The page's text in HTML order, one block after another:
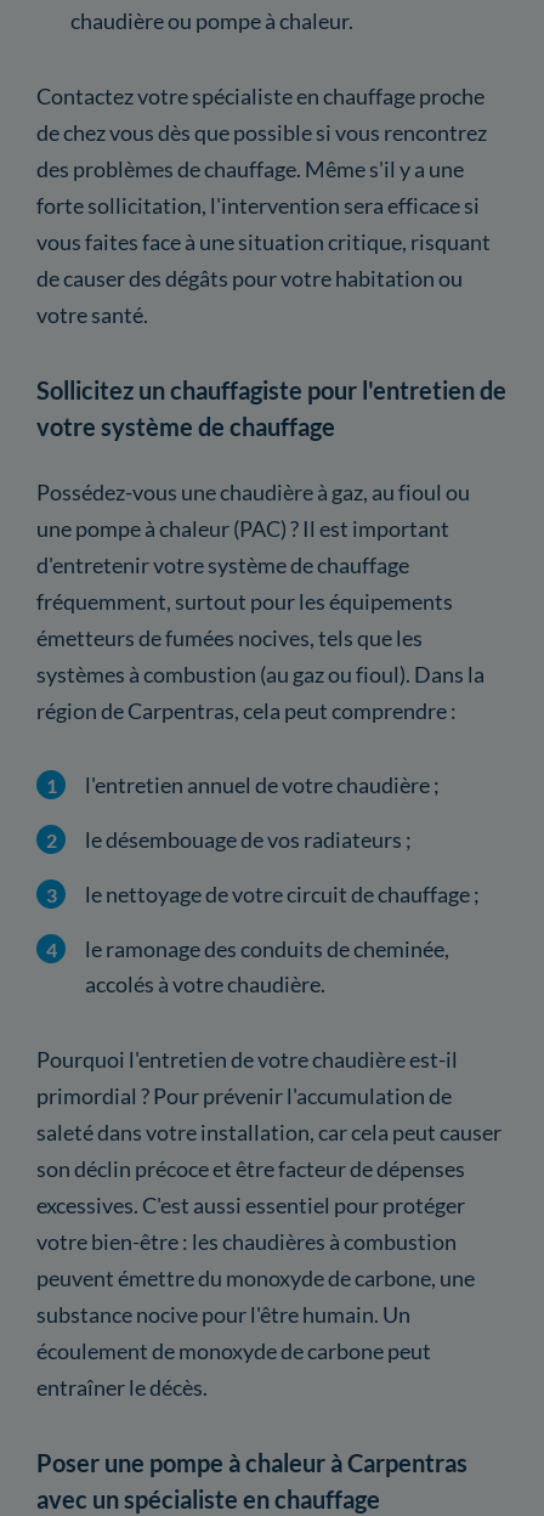
chaudière ou pompe à chaleur.
Contactez votre spécialiste en chauffage proche
de chez vous dès que possible si vous rencontrez
des problèmes de chauffage. Même s'il y a une
forte sollicitation, l'intervention sera efficace si
vous faites face à une situation critique, risquant
de causer des dégâts pour votre habitation ou
votre santé.
Sollicitez un chauffagiste pour l'entretien de
votre système de chauffage
Possédez-vous une chaudière à gaz, au fioul ou
une pompe à chaleur (PAC) ? Il est important
d'entretenir votre système de chauffage
fréquemment, surtout pour les équipements
émetteurs de fumées nocives, tels que les
systèmes à combustion (au gaz ou fioul). Dans la
région de Carpentras, cela peut comprendre :
l'entretien annuel de votre chaudière ;
le désembouage de vos radiateurs ;
le nettoyage de votre circuit de chauffage ;
le ramonage des conduits de cheminée,
accolés à votre chaudière.
Pourquoi l'entretien de votre chaudière est-il
primordial ? Pour prévenir l'accumulation de
saleté dans votre installation, car cela peut causer
son déclin précoce et être facteur de dépenses
excessives. C'est aussi essentiel pour protéger
votre bien-être : les chaudières à combustion
peuvent émettre du monoxyde de carbone, une
substance nocive pour l'être humain. Un
écoulement de monoxyde de carbone peut
entraîner le décès.
Poser une pompe à chaleur à Carpentras
avec un spécialiste en chauffage